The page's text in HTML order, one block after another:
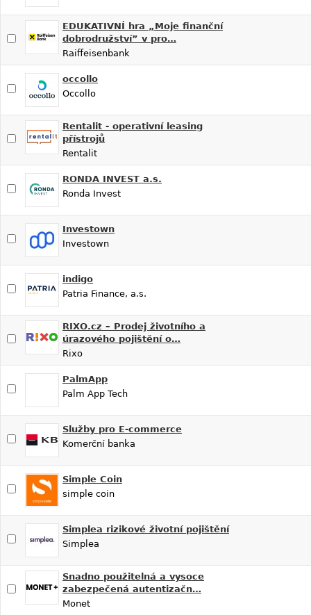
EDUKATIVNÍ hra „Moje finanční
dobrodružství” v pro…
Raiffeisenbank
occollo
Occollo
Rentalit - operativní leasing
přístrojů
Rentalit
RONDA INVEST a.s.
Ronda Invest
Investown
Investown
indigo
Patria Finance, a.s.
RIXO.cz – Prodej životního a
úrazového pojištění o…
Rixo
PalmApp
Palm App Tech
Služby pro E-commerce
Komerční banka
Simple Coin
simple coin
Simplea rizikové životní pojištění
Simplea
Snadno použitelná a vysoce
zabezpečená autentizačn…
Monet